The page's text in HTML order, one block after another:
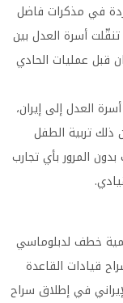
في مذكرات فاضل
أسرة العدل بين
قبل عمليات الحادي
العدل إلى إيران،
ذلك تربية الطفل
المرور بأي تجارب
علمية خطف لدبلوماسي
قيادات القاعدة
في إطلاق سراح